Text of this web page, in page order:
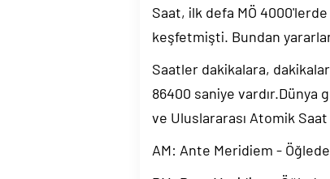
Saat, ilk defa MÖ 4000'lerde
keşfetmişti. Bundan
Saatler dakikalara,
86400 saniye
ve Uluslararası Atomik
AM: Ante Meridiem -